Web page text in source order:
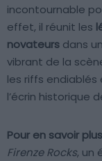
incontournable
effet, il réunit les
novateurs dans
vibrant de la
les riffs
l’écrin historique
Pour en savoir
Firenze Rocks, un